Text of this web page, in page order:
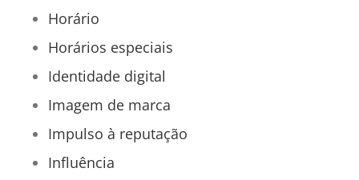
Horário
Horários especiais
Identidade digital
Imagem de marca
Impulso à reputação
Influência